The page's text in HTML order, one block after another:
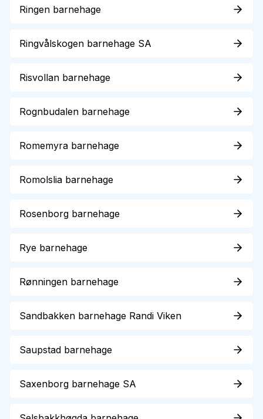
Ringen barnehage
Ringvålskogen barnehage SA
Risvollan barnehage
Rognbudalen barnehage
Romemyra barnehage
Romolslia barnehage
Rosenborg barnehage
Rye barnehage
Rønningen barnehage
Sandbakken barnehage Randi Viken
Saupstad barnehage
Saxenborg barnehage SA